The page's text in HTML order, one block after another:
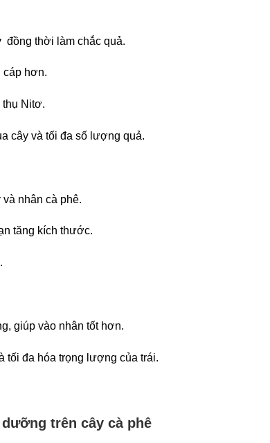
đồng thời làm chắc quả.
cáp hơn.
thụ Nitơ.
cây và tối đa số lượng quả.
nhân cà phê.
tăng kích thước.
giúp vào nhân tốt hơn.
tối đa hóa trọng lượng của trái.
trên cây cà phê